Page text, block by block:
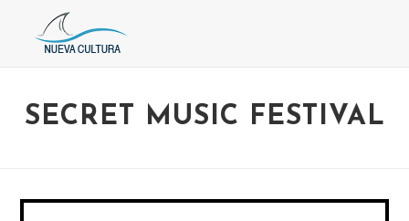
SECRET MUSIC FESTIVAL